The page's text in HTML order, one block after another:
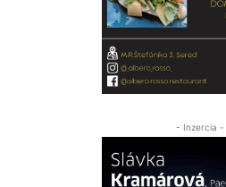
- Inzercia -